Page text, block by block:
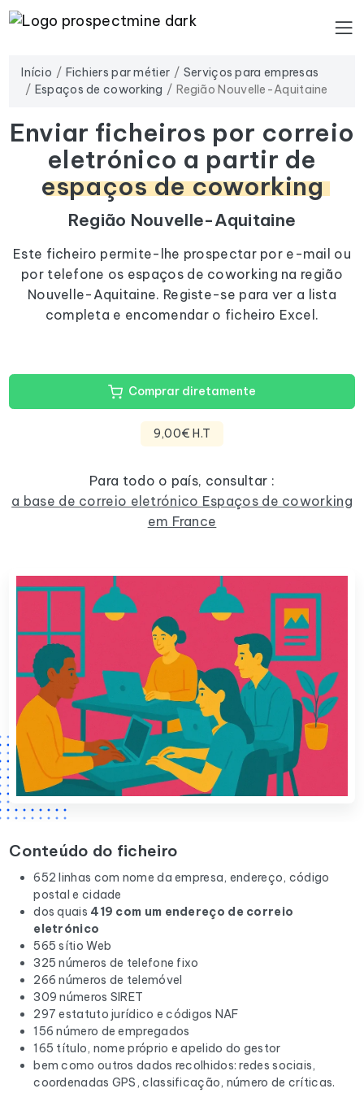
Início Fichiers par métier
Serviços para empresas
Espaços de coworking
Região Nouvelle-Aquitaine
Enviar ficheiros por correio
eletrónico a partir de
espaços de coworking
Região Nouvelle-Aquitaine
Este ficheiro permite-lhe prospectar por e-mail ou
por telefone os espaços de coworking na região
Nouvelle-Aquitaine. Registe-se para ver a lista
completa e encomendar o ficheiro Excel.
Comprar diretamente
9,00€ H.T
Para todo o país, consultar :
a base de correio eletrónico Espaços de coworking
em France
Conteúdo do ficheiro
652 linhas com nome da empresa, endereço, código
postal e cidade
dos quais 419 com um endereço de correio
eletrónico
565 sítio Web
325 números de telefone fixo
266 números de telemóvel
309 números SIRET
297 estatuto jurídico e códigos NAF
156 número de empregados
165 título, nome próprio e apelido do gestor
bem como outros dados recolhidos: redes sociais,
coordenadas GPS, classificação, número de críticas.